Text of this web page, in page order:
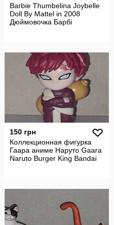
Barbie Thumbelina Joybelle
Doll By Mattel in 2008
Дюймовочка Барбі
150 грн
Коллекционная фигурка
Гаара аниме Наруто Gaara
Naruto Burger King Bandai